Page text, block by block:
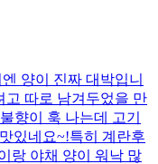
양이 진짜 대박입니
고 따로 남겨두었을 만
향이 훅 나는데 고기
있네요~!특히 계란후
랑 야채 양이 워낙 많